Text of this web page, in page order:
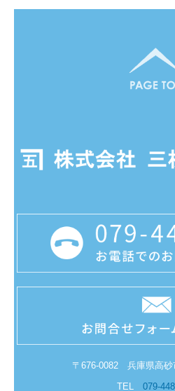
〒676-0082 兵庫県高砂
TEL 079-